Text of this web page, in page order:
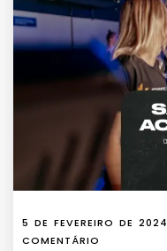
5 DE FEVEREIRO DE 2024
COMENTÁRIO